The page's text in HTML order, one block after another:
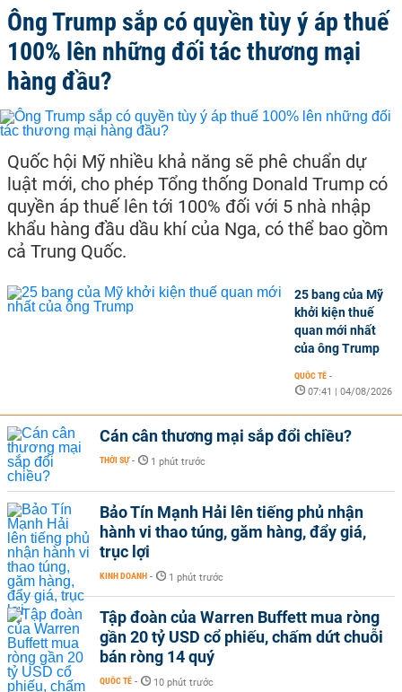
Ông Trump sắp có quyền tùy ý áp thuế
100% lên những đối tác thương mại
hàng đầu?
Quốc hội Mỹ nhiều khả năng sẽ phê chuẩn dự
luật mới, cho phép Tổng thống Donald Trump có
quyền áp thuế lên tới 100% đối với 5 nhà nhập
khẩu hàng đầu dầu khí của Nga, có thể bao gồm
cả Trung Quốc.
25 bang của Mỹ
khởi kiện thuế
quan mới nhất
của ông Trump
QUỐC TẾ -
07:41 | 04/08/2026
Cán cân thương mại sắp đổi chiều?
THỜI SỰ - 1 phút trước
Bảo Tín Mạnh Hải lên tiếng phủ nhận
hành vi thao túng, găm hàng, đẩy giá,
trục lợi
KINH DOANH - 1 phút trước
Tập đoàn của Warren Buffett mua ròng
gần 20 tỷ USD cổ phiếu, chấm dứt chuỗi
bán ròng 14 quý
QUỐC TẾ - 10 phút trước